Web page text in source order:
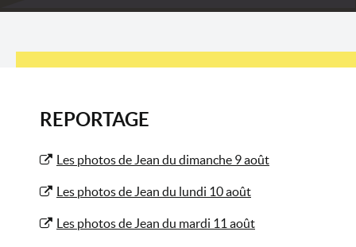
REPORTAGE
Les photos de Jean du dimanche 9 août
Les photos de Jean du lundi 10 août
Les photos de Jean du mardi 11 août